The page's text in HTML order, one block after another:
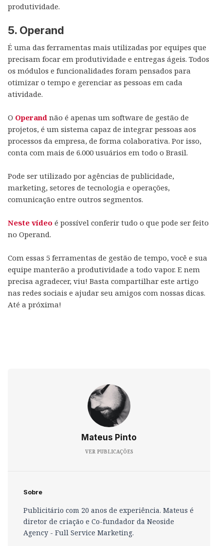
produtividade.
5. Operand
É uma das ferramentas mais utilizadas por equipes que
precisam focar em produtividade e entregas ágeis. Todos
os módulos e funcionalidades foram pensados para
otimizar o tempo e gerenciar as pessoas em cada
atividade.
O Operand não é apenas um software de gestão de
projetos, é um sistema capaz de integrar pessoas aos
processos da empresa, de forma colaborativa. Por isso,
conta com mais de 6.000 usuários em todo o Brasil.
Pode ser utilizado por agências de publicidade,
marketing, setores de tecnologia e operações,
comunicação entre outros segmentos.
Neste vídeo é possível conferir tudo o que pode ser feito
no Operand.
Com essas 5 ferramentas de gestão de tempo, você e sua
equipe manterão a produtividade a todo vapor. E nem
precisa agradecer, viu! Basta compartilhar este artigo
nas redes sociais e ajudar seu amigos com nossas dicas.
Até a próxima!
Mateus Pinto
VER PUBLICAÇÕES
Sobre
Publicitário com 20 anos de experiência. Mateus é
diretor de criação e Co-fundador da Neoside
Agency - Full Service Marketing.